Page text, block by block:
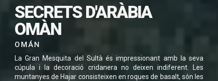
SECRETS D'ARÀBIA
OMÀN
OMÁN
La Gran Mesquita del Sultà és impressionant amb la seva
cúpula i la decoració cridanera no deixen indiferent. Les
muntanyes de Hajar consisteixen en roques de basalt, són les
DESCARREGAR
AQUEST VIATGE EN